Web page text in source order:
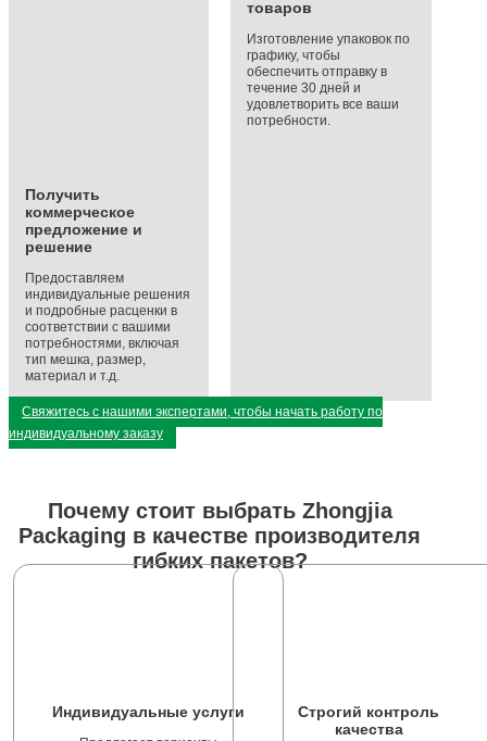
Получить
коммерческое
предложение и
решение
Предоставляем
индивидуальные решения
и подробные расценки в
соответствии с вашими
потребностями, включая
тип мешка, размер,
материал и т.д.
товаров
Изготовление упаковок по
графику, чтобы
обеспечить отправку в
течение 30 дней и
удовлетворить все ваши
потребности.
Свяжитесь с нашими экспертами, чтобы начать работу по
индивидуальному заказу
Почему стоит выбрать Zhongjia
Packaging в качестве производителя
гибких пакетов?
Индивидуальные услуги
Строгий контроль
качества